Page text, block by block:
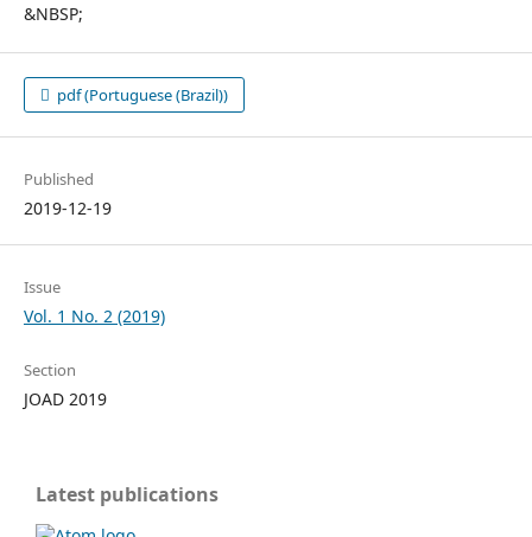
&NBSP;
pdf (Portuguese (Brazil))
Published
2019-12-19
Issue
Vol. 1 No. 2 (2019)
Section
JOAD 2019
Latest publications